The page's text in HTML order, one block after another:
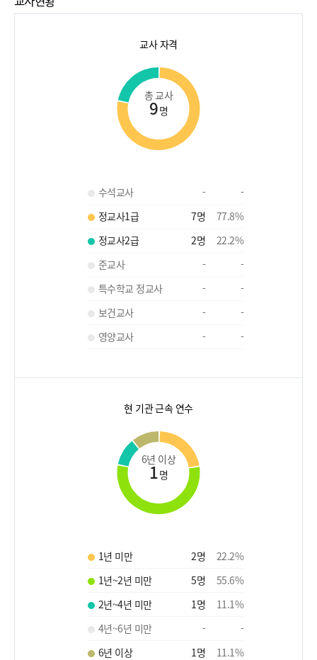
교사 자격
총 교사
9명
수석교사 -
-
정교사1급
7명 77.8%
정교사2급
2명 22.2%
준교사
-
-
특수학교 정교사
-
-
보건교사
-
-
영양교사
- -
현 기관 근속 연수
6년 이상
1명
1년 미만 2명 22.2%
1년~2년 미만
5명 55.6%
2년~4년 미만
1명 11.1%
4년~6년 미만
-
-
6년 이상
1명 11.1%